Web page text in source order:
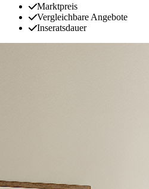
Marktpreis
Vergleichbare Angebote
Inseratsdauer